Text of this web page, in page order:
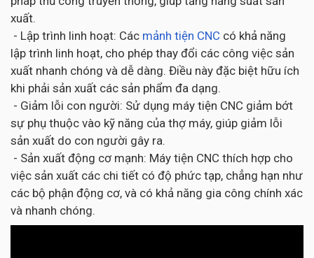
xuất.
- Lập trình linh hoạt: Các mảnh tiện CNC có khả năng
lập trình linh hoạt, cho phép thay đổi các công việc sản
xuất nhanh chóng và dễ dàng. Điều này đặc biệt hữu ích
khi phải sản xuất các sản phẩm đa dạng.
- Giảm lỗi con người: Sử dụng máy tiện CNC giảm bớt
sự phụ thuộc vào kỹ năng của thợ máy, giúp giảm lỗi
sản xuất do con người gây ra.
- Sản xuất động cơ mạnh: Máy tiện CNC thích hợp cho
việc sản xuất các chi tiết có độ phức tạp, chẳng hạn như
các bộ phận động cơ, và có khả năng gia công chính xác
và nhanh chóng.